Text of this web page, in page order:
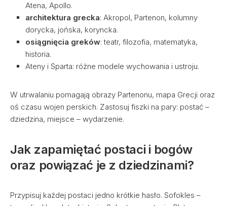
Atena, Apollo.
architektura grecka: Akropol, Partenon, kolumny
dorycka, jońska, koryncka.
osiągnięcia greków: teatr, filozofia, matematyka,
historia.
Ateny i Sparta: różne modele wychowania i ustroju.
W utrwalaniu pomagają obrazy Partenonu, mapa Grecji oraz
oś czasu wojen perskich. Zastosuj fiszki na pary: postać –
dziedzina, miejsce – wydarzenie.
Jak zapamiętać postaci i bogów
oraz powiązać je z dziedzinami?
Przypisuj każdej postaci jedno krótkie hasło. Sofokles –